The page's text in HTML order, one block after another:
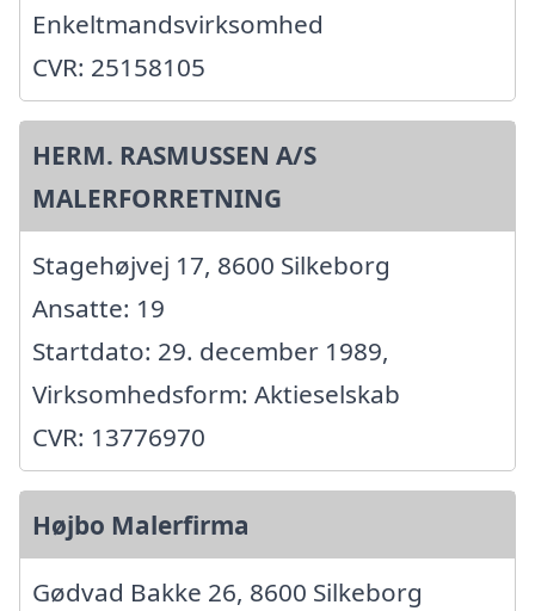
Enkeltmandsvirksomhed
CVR: 25158105
HERM. RASMUSSEN A/S
MALERFORRETNING
Stagehøjvej 17, 8600 Silkeborg
Ansatte: 19
Startdato: 29. december 1989,
Virksomhedsform: Aktieselskab
CVR: 13776970
Højbo Malerfirma
Gødvad Bakke 26, 8600 Silkeborg